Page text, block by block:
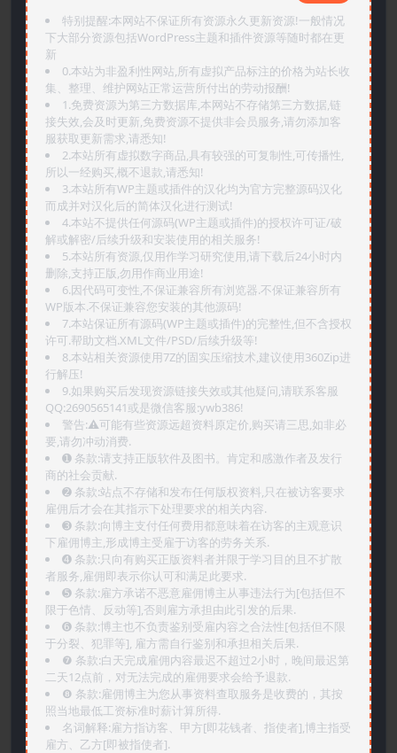
特别提醒:本网站不保证所有资源永久更新资源!一般情况
下大部分资源包括WordPress主题和插件资源等随时都在更
新
0.本站为非盈利性网站,所有虚拟产品标注的价格为站长收
集、整理、维护网站正常运营所付出的劳动报酬!
1.免费资源为第三方数据库,本网站不存储第三方数据,链
接失效,会及时更新,免费资源不提供非会员服务,请勿添加客
服获取更新需求,请悉知!
2.本站所有虚拟数字商品,具有较强的可复制性,可传播性,
所以一经购买,概不退款,请悉知!
3.本站所有WP主题或插件的汉化均为官方完整源码汉化
而成并对汉化后的简体汉化进行测试!
4.本站不提供任何源码(WP主题或插件)的授权许可证/破
解或解密/后续升级和安装使用的相关服务!
5.本站所有资源,仅用作学习研究使用,请下载后24小时内
删除,支持正版,勿用作商业用途!
6.因代码可变性,不保证兼容所有浏览器.不保证兼容所有
WP版本.不保证兼容您安装的其他源码!
7.本站保证所有源码(WP主题或插件)的完整性,但不含授权
许可.帮助文档.XML文件/PSD/后续升级等!
8.本站相关资源使用7Z的固实压缩技术,建议使用360Zip进
行解压!
9.如果购买后发现资源链接失效或其他疑问,请联系客服
QQ:2690565141或是微信客服:ywb386!
警告:⚠️可能有些资源远超资料原定价,购买请三思,如非必
要,请勿冲动消费.
➊️ 条款:请支持正版软件及图书。肯定和感激作者及发行
商的社会贡献.
➋️ 条款:站点不存储和发布任何版权资料,只在被访客要求
雇佣后才会在其指示下处理要求的相关内容.
➌️ 条款:向博主支付任何费用都意味着在访客的主观意识
下雇佣博主,形成博主受雇于访客的劳务关系.
➍️ 条款:只向有购买正版资料者并限于学习目的且不扩散
者服务,雇佣即表示你认可和满足此要求.
➎ 条款:雇方承诺不恶意雇佣博主从事违法行为[包括但不
限于色情、反动等],否则雇方承担由此引发的后果.
➏️ 条款:博主也不负责鉴别受雇内容之合法性[包括但不限
于分裂、犯罪等], 雇方需自行鉴别和承担相关后果.
❼ 条款:白天完成雇佣内容最迟不超过2小时，晚间最迟第
二天12点前，对无法完成的雇佣要求会给予退款.
❽ 条款:雇佣博主为您从事资料查取服务是收费的，其按
照当地最低工资标准时薪计算所得.
名词解释:雇方指访客、甲方[即花钱者、指使者],博主指受
雇方、乙方[即被指使者].